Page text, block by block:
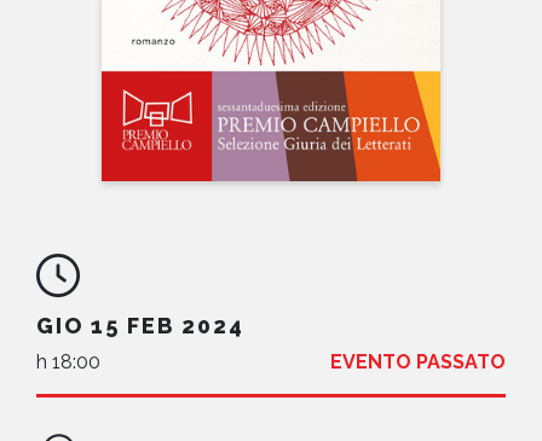
GIO 15 FEB 2024
h 18:00 EVENTO PASSATO